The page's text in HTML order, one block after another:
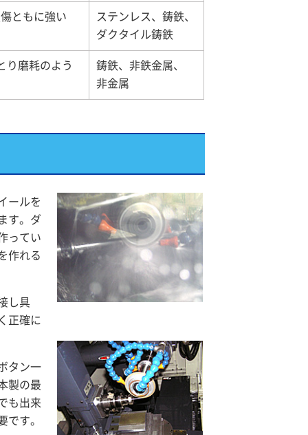
ともに強い
ステンレス、鋳鉄、
ダクタイル鋳鉄
り磨耗のよう
鋳鉄、非鉄金属、
非金属
ールを
す。ダ
ってい
作れる
し具
正確に
タン一
製の最
も出来
です。